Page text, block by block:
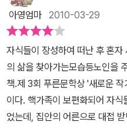
내고 전화라도 오기를 기다리는
모두 다 현재 우리 할아버지, 할
도 곧 이렇게 될 텐데, 누구라도
너무나 그분들의 마음을 몰라주
하고 사는 어르신들의 마음인데
가? 상상도 하지 못할 마음일 것
서 그분들을 이해할 수 있는 바
바로 내 어머니, 아버지의 이야
다고 하는데 우린 그 사실을 너
'이게 나야?'라며 놀라기 전까지
같다. 평생을 자식을 위해서 뒷
걸리자 자식들에게 짐이 되고
노인들..자식들의 전화를 기다
되는 노인, 가슴이 미어지게 만
는 혀를 차면서도 정작 내 이야
아영엄마 2010-03-29
자식들이 장성하여 떠난 후 혼
의 삶을 찾아가는모습등노인을
책.제 3회 푸른문학상 '새로운
이다. 핵가족이 보편화되어 자
었는데, 집안의 어른으로 대접